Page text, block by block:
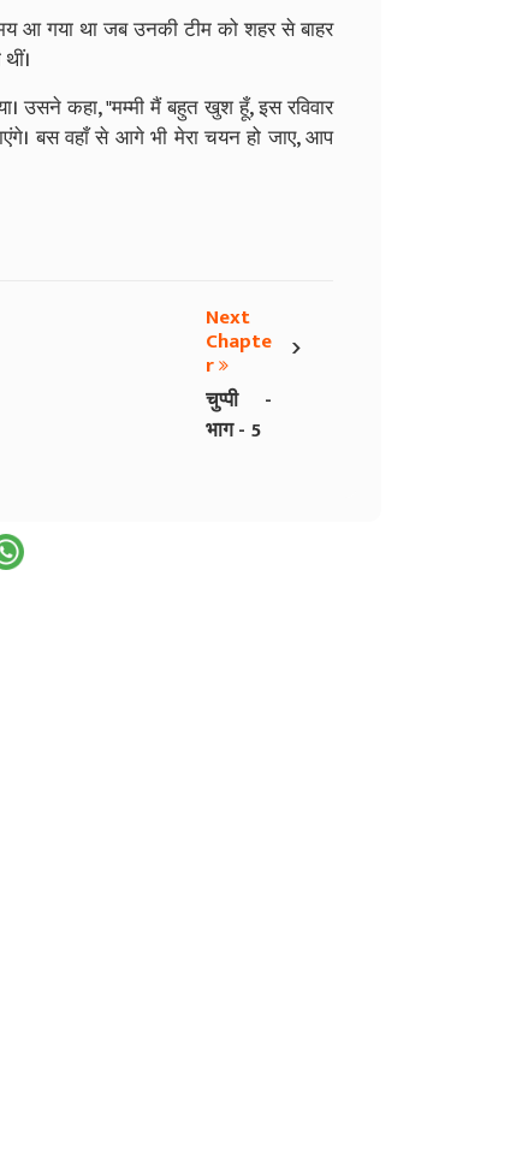
आ गया था जब उनकी टीम को शहर से बाहर
उसने कहा, "मम्मी मैं बहुत खुश हूँ, इस रविवार
बस वहाँ से आगे भी मेरा चयन हो जाए, आप
›
Next
Chapte
r
चुप्पी -
भाग - 5